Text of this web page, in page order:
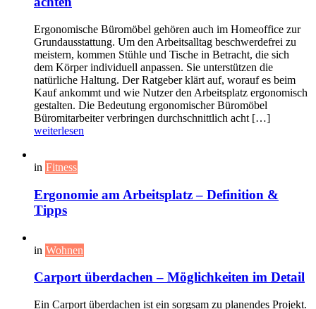
Ergonomische Büromöbel gehören auch im Homeoffice zur
Grundausstattung. Um den Arbeitsalltag beschwerdefrei zu
meistern, kommen Stühle und Tische in Betracht, die sich
dem Körper individuell anpassen. Sie unterstützen die
natürliche Haltung. Der Ratgeber klärt auf, worauf es beim
Kauf ankommt und wie Nutzer den Arbeitsplatz ergonomisch
gestalten. Die Bedeutung ergonomischer Büromöbel
Büromitarbeiter verbringen durchschnittlich acht […]
weiterlesen
in Fitness
Ergonomie am Arbeitsplatz – Definition &
Tipps
in Wohnen
Carport überdachen – Möglichkeiten im Detail
Ein Carport überdachen ist ein sorgsam zu planendes Projekt.